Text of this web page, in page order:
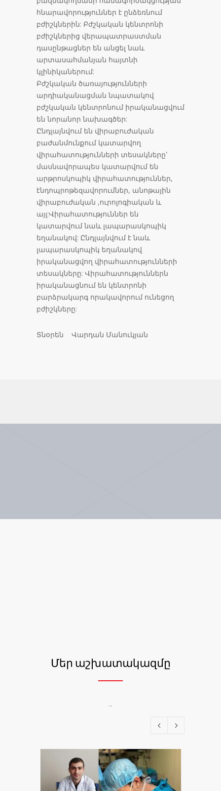
հնարավորություններ է ընձեռնում
բժիշկներին: Բժշկական կենտրոնի
բժիշկներից վերապատրաստման
դասընթացներ են անցել նաև
արտասահմանյան հայտնի
կլինիկաներում:
Բժշկական ծառայությունների
արդիականացման նպատակով
բժշկական կենտրոնում իրականացվում
են նորանոր նախագծեր:
Ընդլայնվում են վիրաբուժական
բաժանմունքում կատարվող
վիրահատությունների տեսակները՝
մասնավորապես կատարվում են
արթրոսկոպիկ վիրահատություններ,
էնդոպրոթեզավորումներ, անոթային
վիրաբուժական ,ուրոլոգիական և
այլ:Վիրահատություններ են
կատարվում նաև լապարասկոպիկ
եղանակով: Ընդլայնվում է նաև
լապարասկոպիկ եղանակով
իրականացվող վիրահատությունների
տեսակները: Վիրահատություններն
իրականացնում են կենտրոնի
բարձրակարգ որակավորում ունեցող
բժիշկները:
Տնօրեն Վարդան Մանուկյան
Մեր աշխատակազմը
..